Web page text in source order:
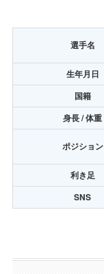
選手名
生年月日
国籍
身長 / 体重
ポジション
利き足
SNS